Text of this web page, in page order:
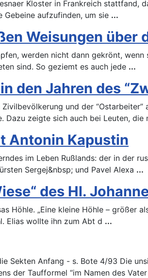
Kloster in Frankreich stattfand,
Gebeine aufzufinden, um sie ...
Weisungen über
werden nicht dann gekrönt,
sind. So geziemt es auch jede ...
den Jahren des
und der
Dazu zeigte sich auch bei Leuten, die
Antonin Kapustin
im Leben Rußlands: der in der
Sergej&nbsp; und Pavel Alexa ...
des Hl.
Höhle. „Eine kleine Höhle – größer
Elias wollte ihn zum Abt d ...
Sekten Anfang - s. Bote 4/93 Die
der Taufformel “im Namen des Vater